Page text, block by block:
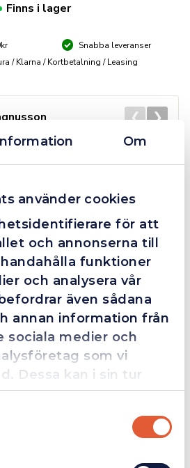
Om
använder cookies
för att
och annonserna till
funktioner
och analysera vår
även sådana
annan information från
sociala medier och
som vi
Dessa kan i sin tur
med annan
du har tillhandahållit
samlat in när du har
Exkl. moms
Finns i lager
Snabba leveranser
/ Klarna / Kortbetalning / Leasing
10 Reviews
definitionen av serviceminded.
som det blev lite strul med,
och löste det långt över
med Alexander, som förtjänar
❮ ❯